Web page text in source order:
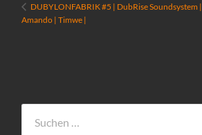
DUBYLONFABRIK #5 | DubRise Soundsystem |
Amando | Timwe |
nach: